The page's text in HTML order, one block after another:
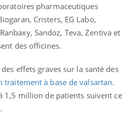
pharmaceutiques
Cristers, EG Labo,
Sandoz, Teva, Zentiva et
des officines.
effets graves sur la santé des
traitement à base de valsartan.
à 1,5 million de patients suivent ce